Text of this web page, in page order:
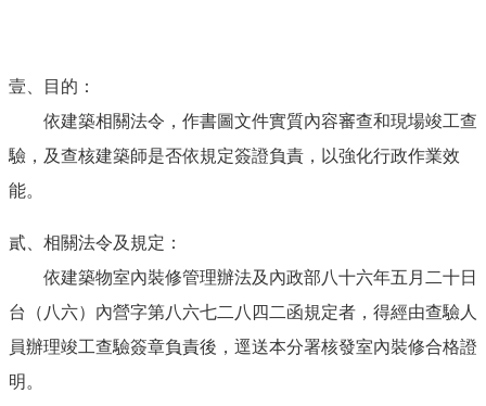
壹、目的：
依建築相關法令，作書圖文件實質內容審查和現場竣工查
驗，及查核建築師是否依規定簽證負責，以強化行政作業效
能。
貳、相關法令及規定：
依建築物室內裝修管理辦法及內政部八十六年五月二十日
台（八六）內營字第八六七二八四二函規定者，得經由查驗人
員辦理竣工查驗簽章負責後，逕送本分署核發室內裝修合格證
明。